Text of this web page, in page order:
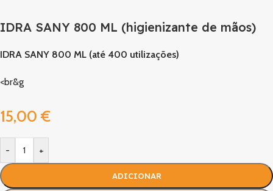
IDRA SANY 800 ML (higienizante de mãos)
IDRA SANY 800 ML (até 400 utilizações)
<br&g
15,00 €
- +
ADICIONAR